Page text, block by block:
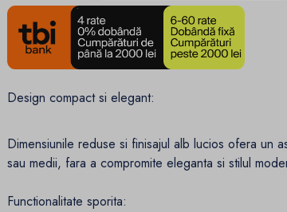
Design compact si elegant:
Dimensiunile reduse si finisajul alb lucios ofera un
sau medii, fara a compromite eleganta si stilul
Functionalitate sporita: